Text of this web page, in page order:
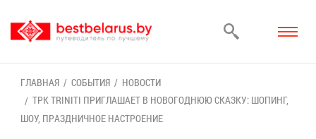
ГЛАВ­НАЯ СО­БЫ­ТИЯ
НО­ВО­СТИ
ТРК TRINITI ПРИ­ГЛА­ША­ЕТ В НО­ВО­ГОД­НЮЮ СКАЗ­КУ: ШО­ПИНГ,
ШОУ, ПРАЗД­НИЧ­НОЕ НА­СТРО­Е­НИЕ